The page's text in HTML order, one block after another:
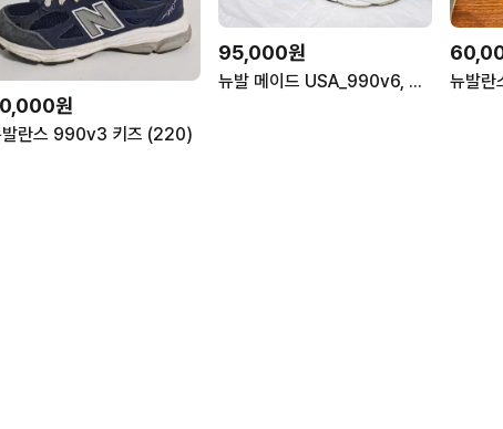
원
발란스 990v3 키즈 (220)
95,000원
뉴발 메이드 USA_990v6, 280사이즈팝니다.